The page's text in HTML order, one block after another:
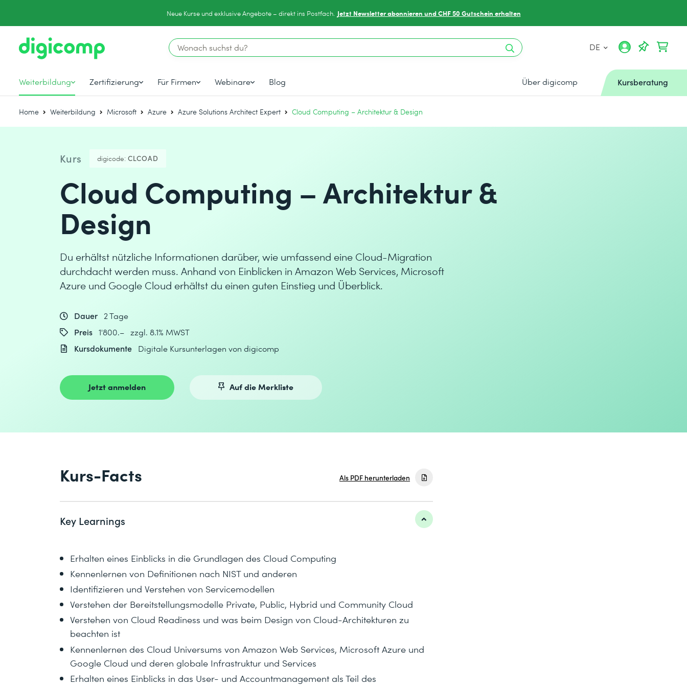
Neue Kurse und exklusive Angebote – direkt ins Postfach. Jetzt Newsletter abonnieren und CHF 50 Gutschein erhalten
DE
Weiterbildung Zertifizierung Für Firmen Webinare Blog Über digicomp Kursberatung
Home Weiterbildung Microsoft Azure Azure Solutions Architect Expert Cloud Computing – Architektur & Design
Kurs digicode: CLCOAD
Cloud Computing – Architektur &
Design
Du erhältst nützliche Informationen darüber, wie umfassend eine Cloud-Migration
durchdacht werden muss. Anhand von Einblicken in Amazon Web Services, Microsoft
Azure und Google Cloud erhältst du einen guten Einstieg und Überblick.
Dauer
2 Tage
Preis 1'800.– zzgl. 8.1% MWST
Kursdokumente
Digitale Kursunterlagen von digicomp
Jetzt anmelden Auf die Merkliste
Kurs-Facts Als PDF herunterladen
Key Learnings
Erhalten eines Einblicks in die Grundlagen des Cloud Computing
Kennenlernen von Definitionen nach NIST und anderen
Identifizieren und Verstehen von Servicemodellen
Verstehen der Bereitstellungsmodelle Private, Public, Hybrid und Community Cloud
Verstehen von Cloud Readiness und was beim Design von Cloud-Architekturen zu
beachten ist
Kennenlernen des Cloud Universums von Amazon Web Services, Microsoft Azure und
Google Cloud und deren globale Infrastruktur und Services
Erhalten eines Einblicks in das User- und Accountmanagement als Teil des